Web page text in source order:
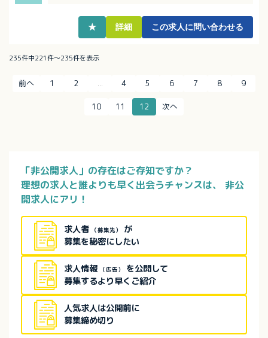
★ 詳細 この求人に問い合わせる
235件中221件～235件を表示
前へ 1 2 ... 4 5 6 7 8 9
10 11 12 次へ
「非公開求人」の存在はご存知ですか？
理想の求人と誰よりも早く出会うチャンスは、
非公
開求人にアリ！
求人者 （募集先）
が
募集を秘密にしたい
求人情報 （広告）
を公開して
募集するより早くご紹介
人気求人は公開前に
募集締め切り